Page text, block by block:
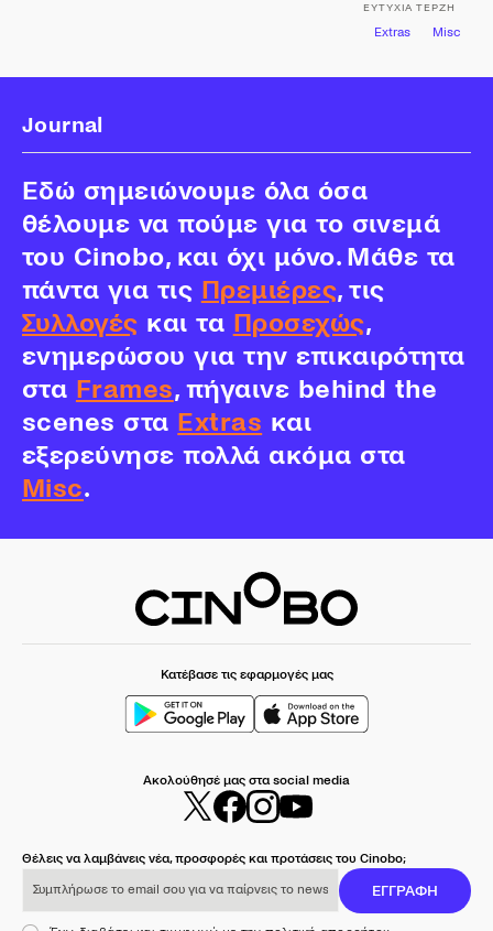
ΕΥΤΥΧΊΑ ΤΕΡΖΉ
Extras Misc
Journal
Εδώ σημειώνουμε όλα όσα
θέλουμε να πούμε για το σινεμά
του Cinobo, και όχι μόνο. Μάθε τα
πάντα για τις Πρεμιέρες, τις
Συλλογές και τα Προσεχώς,
ενημερώσου για την επικαιρότητα
στα Frames, πήγαινε behind the
scenes στα Extras και
εξερεύνησε πολλά ακόμα στα
Misc.
Κατέβασε τις εφαρμογές μας
Ακολούθησέ μας στα social media
Θέλεις να λαμβάνεις νέα, προσφορές και προτάσεις του Cinobo;
ΕΓΓΡΑΦΗ